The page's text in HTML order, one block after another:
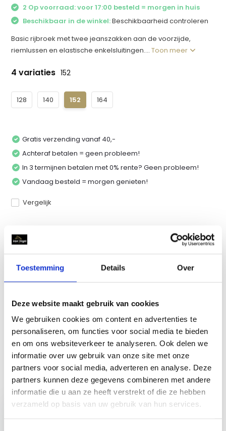
Toestemming Details Over
Deze website maakt gebruik van cookies
We gebruiken cookies om content en advertenties te
personaliseren, om functies voor social media te bieden
en om ons websiteverkeer te analyseren. Ook delen we
informatie over uw gebruik van onze site met onze
partners voor social media, adverteren en analyse. Deze
partners kunnen deze gegevens combineren met andere
informatie die u aan ze heeft verstrekt of die ze hebben
verzameld op basis van uw gebruik van hun services.
2 Op voorraad: voor 17:00 besteld = morgen in huis
Beschikbaar in de winkel:Beschikbaarheid controleren
Basic rijbroek met twee jeanszakken aan de voorzijde,
riemlussen en elastische enkelsluitingen....Toon meer
4 variaties 152
128 140 152 164
Gratis verzending vanaf 40,-
Achteraf betalen = geen probleem!
In 3 termijnen betalen met 0% rente? Geen probleem!
Vandaag besteld = morgen genieten!
Vergelijk
Productomschrijving
Reviews
Delen
Recent bekeken